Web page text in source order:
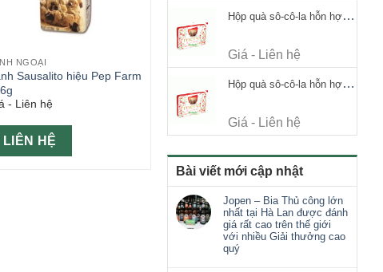
Hộp quà sô-cô-la hỗn hợp Merci Finest Selection 250g thiếc
Giá - Liên hệ
Hộp quà sô-cô-la hỗn hợp Merci Finest Selection 250g thiếc
Giá - Liên hệ
Bài viết mới cập nhật
Jopen – Bia Thủ công lớn
nhất tại Hà Lan được đánh
giá rất cao trên thế giới
với nhiều Giải thưởng cao
quý
NGOẠI
Sausalito hiệu Pep Farm
- Liên hệ
LIÊN HỆ